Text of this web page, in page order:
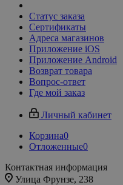
Статус заказа
Сертификаты
Адреса магазинов
Приложение iOS
Приложение Android
Возврат товара
Вопрос-ответ
Где мой заказ
Личный кабинет
Корзина0
Отложенные0
Контактная информация
Улица Фрунзе, 238​